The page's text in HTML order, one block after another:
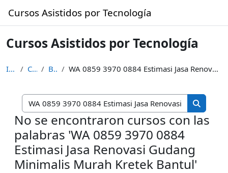
Cursos Asistidos por Tecnología
Cursos Asistidos por Tecnología
Inicio Cursos Buscar WA 0859 3970 0884 Estimasi Jasa Renovasi Gudang Minimalis Murah Kretek Bantul
Buscar
Buscar
No se encontraron cursos con las
palabras 'WA 0859 3970 0884
Estimasi Jasa Renovasi Gudang
Minimalis Murah Kretek Bantul'